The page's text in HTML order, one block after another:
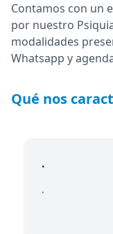
Contamos con un
por nuestro
modalidades
Whatsapp y
Qué nos
.
.